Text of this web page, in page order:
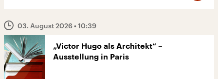
03. August 2026• 10:39
„Victor Hugo als Architekt“ –
Ausstellung in Paris